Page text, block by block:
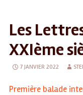
Les
XXIème
7 JANVIER 2022
Première balade